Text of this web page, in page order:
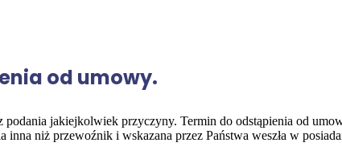
od umowy.
jakiejkolwiek przyczyny. Termin do odstąpienia od
niż przewoźnik i wskazana przez Państwa weszła w